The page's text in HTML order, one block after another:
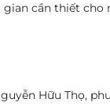
cần thiết
Hữu Thọ,